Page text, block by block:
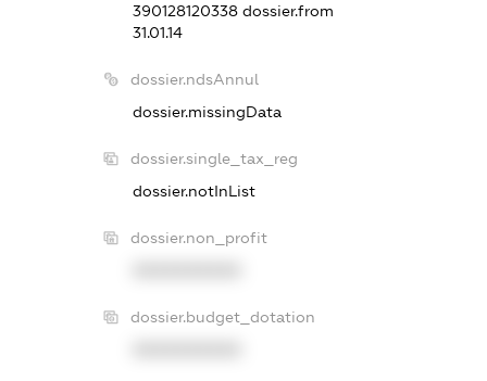
390128120338dossier.from
31.01.14
dossier.ndsAnnul
dossier.missingData
dossier.single_tax_reg
dossier.notInList
dossier.non_profit
dossier.budget_dotation